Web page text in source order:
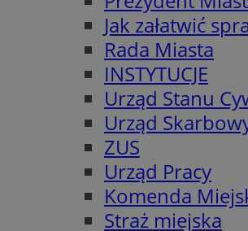
Jak załatwić
Rada Miasta
INSTYTUCJE
Urząd Stanu
Urząd
ZUS
Urząd Pracy
Komenda
Straż miejska